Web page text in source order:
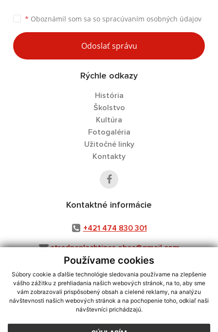
Používame cookies
Súbory cookie a ďalšie technológie sledovania používame na zlepšenie
vášho zážitku z prehliadania našich webových stránok, na to, aby sme
vám zobrazovali prispôsobený obsah a cielené reklamy, na analýzu
návštevnosti našich webových stránok a na pochopenie toho, odkiaľ naši
návštevníci prichádzajú.
* Oboznámil som sa so spracúvaním osobných údajov
Odoslať správu
Rýchle odkazy
História
Školstvo
Kultúra
Fotogaléria
Užitočné linky
Kontakty
Kontaktné informácie
+421 474 830 301
stredneplachtince.obec@gmail.com
využite možnosť získavania aktuálnych informácií s využitím RSS
CMS systém (redakčný) systém ECHELON 2,Mapa stránok,web portál
webex.digital, s.r.o.,domény,registrácia domény